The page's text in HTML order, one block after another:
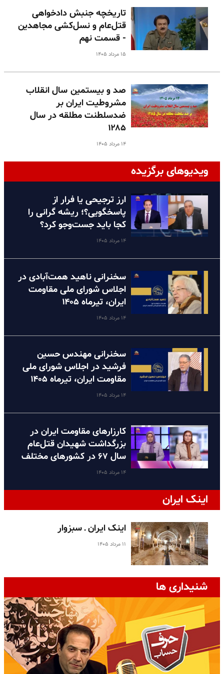
تاریخچه جنبش دادخواهی
قتل‌عام و نسل‌کشی مجاهدین
- قسمت نهم
۱۵ مرداد ۱۴۰۵
صد و بیستمین سال انقلاب
مشروطیت ایران بر
ضدسلطنت مطلقه در سال
۱۲۸۵
۱۴ مرداد ۱۴۰۵
ویدیوهای برگزیده
ارز ترجیحی یا فرار از
پاسخگویی؟؛ ریشه گرانی را
کجا باید جست‌وجو کرد؟
۱۴ مرداد ۱۴۰۵
سخنرانی ناهید همت‌آبادی در
اجلاس شورای ملی مقاومت
ایران، تیرماه ۱۴۰۵
۱۴ مرداد ۱۴۰۵
سخنرانی مهندس حسین
فرشید در اجلاس شورای ملی
مقاومت ایران، تیرماه ۱۴۰۵
۱۴ مرداد ۱۴۰۵
کارزارهای مقاومت ایران در
بزرگداشت شهیدان قتل‌عام
سال ۶۷ در کشورهای مختلف
۱۴ مرداد ۱۴۰۵
اینک ایران
اینک ایران ـ سبزوار
۱۱ مرداد ۱۴۰۵
شنیداری ها